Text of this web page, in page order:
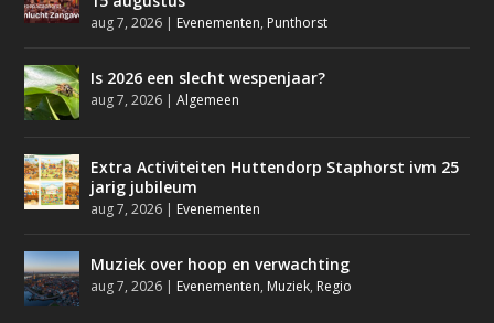
aug 7, 2026 | Evenementen, Punthorst
Is 2026 een slecht wespenjaar?
aug 7, 2026 |Algemeen
Extra Activiteiten Huttendorp Staphorst ivm 25
jarig jubileum
aug 7, 2026 | Evenementen
Muziek over hoop en verwachting
aug 7, 2026 | Evenementen, Muziek, Regio